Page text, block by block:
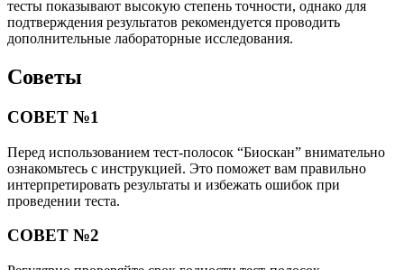
тесты показывают высокую степень точности, однако для
подтверждения результатов рекомендуется проводить
дополнительные лабораторные исследования.
Советы
СОВЕТ №1
Перед использованием тест-полосок “Биоскан” внимательно
ознакомьтесь с инструкцией. Это поможет вам правильно
интерпретировать результаты и избежать ошибок при
проведении теста.
СОВЕТ №2